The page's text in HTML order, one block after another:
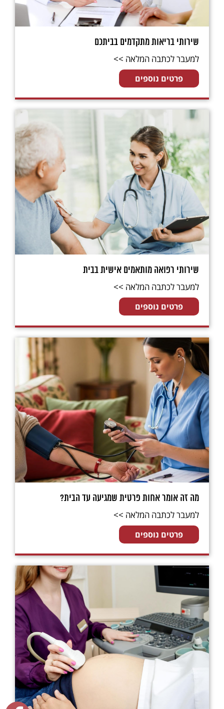
שירותי בריאות מתקדמים בביתכם
למעבר לכתבה המלאה >>
פרטים נוספים
שירותי רפואה מותאמים אישית בבית
למעבר לכתבה המלאה >>
פרטים נוספים
מה זה אומר אחות פרטית שמגיעה עד הבית?
למעבר לכתבה המלאה >>
פרטים נוספים